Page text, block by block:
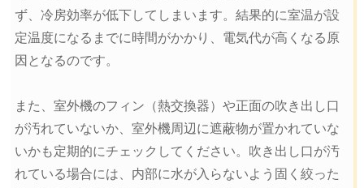
ず、冷房効率が低下してしまいます。結果的に室温が設
定温度になるまでに時間がかかり、電気代が高くなる原
因となるのです。
また、室外機のフィン（熱交換器）や正面の吹き出し口
が汚れていないか、室外機周辺に遮蔽物が置かれていな
いかも定期的にチェックしてください。吹き出し口が汚
れている場合には、内部に水が入らないよう固く絞った